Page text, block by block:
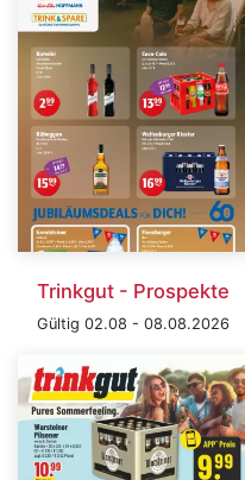
Trinkgut - Prospekte
Gültig 02.08 - 08.08.2026